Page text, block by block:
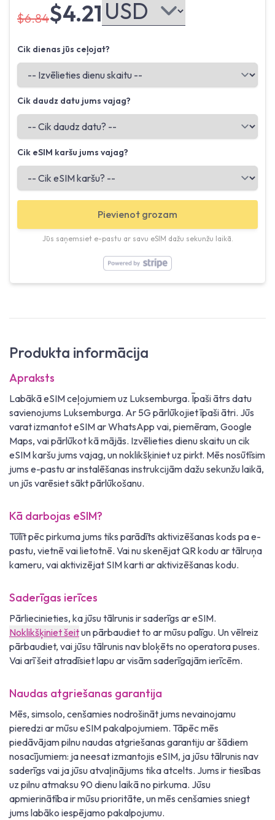
$6.84$4.21
Cik dienas jūs ceļojat?
Cik daudz datu jums vajag?
Cik eSIM karšu jums vajag?
Pievienot grozam
Jūs saņemsiet e-pastu ar savu eSIM dažu sekunžu laikā.
Produkta informācija
Apraksts
Labākā eSIM ceļojumiem uz Luksemburga. Īpaši ātrs datu
savienojums Luksemburga. Ar 5G pārlūkojiet īpaši ātri. Jūs
varat izmantot eSIM ar WhatsApp vai, piemēram, Google
Maps, vai pārlūkot kā mājās. Izvēlieties dienu skaitu un cik
eSIM karšu jums vajag, un noklikšķiniet uz pirkt. Mēs nosūtīsim
jums e-pastu ar instalēšanas instrukcijām dažu sekunžu laikā,
un jūs varēsiet sākt pārlūkošanu.
Kā darbojas eSIM?
Tūlīt pēc pirkuma jums tiks parādīts aktivizēšanas kods pa e-
pastu, vietnē vai lietotnē. Vai nu skenējat QR kodu ar tālruņa
kameru, vai aktivizējat SIM karti ar aktivizēšanas kodu.
Saderīgas ierīces
Pārliecinieties, ka jūsu tālrunis ir saderīgs ar eSIM.
Noklikšķiniet šeitun pārbaudiet to ar mūsu palīgu. Un vēlreiz
pārbaudiet, vai jūsu tālrunis nav bloķēts no operatora puses.
Vai arī šeit atradīsiet lapu ar visām saderīgajām ierīcēm.
Naudas atgriešanas garantija
Mēs, simsolo, cenšamies nodrošināt jums nevainojamu
pieredzi ar mūsu eSIM pakalpojumiem. Tāpēc mēs
piedāvājam pilnu naudas atgriešanas garantiju ar šādiem
nosacījumiem: ja neesat izmantojis eSIM, ja jūsu tālrunis nav
saderīgs vai ja jūsu atvaļinājums tika atcelts. Jums ir tiesības
uz pilnu atmaksu 90 dienu laikā no pirkuma. Jūsu
apmierinātība ir mūsu prioritāte, un mēs cenšamies sniegt
jums labāko iespējamo pakalpojumu.